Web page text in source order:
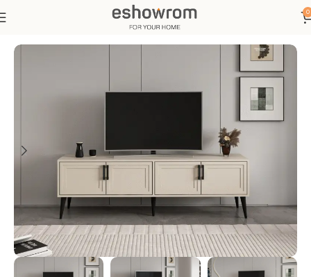
0
Oturma Odası Tv Ünitesi